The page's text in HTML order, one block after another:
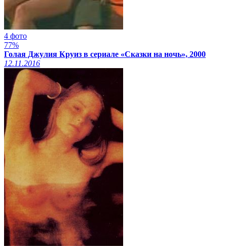
4 фото
77%
Голая Джулия Круиз в сериале «Сказки на ночь», 2000
12.11.2016